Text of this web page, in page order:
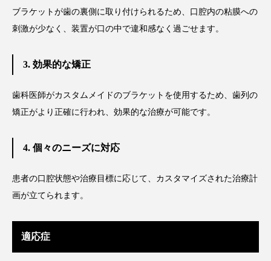
ブラケットが歯の裏側に取り付けられるため、口腔内の粘膜への
刺激が少なく、装置が口の中で違和感なく過ごせます。
3. 効果的な矯正
歯科医師がカスタムメイドのブラケットを使用するため、歯列の
矯正がより正確に行われ、効果的な治療が可能です。
4. 個々のニーズに対応
患者の口腔状態や治療目標に応じて、カスタマイズされた治療計
画が立てられます。
適応症